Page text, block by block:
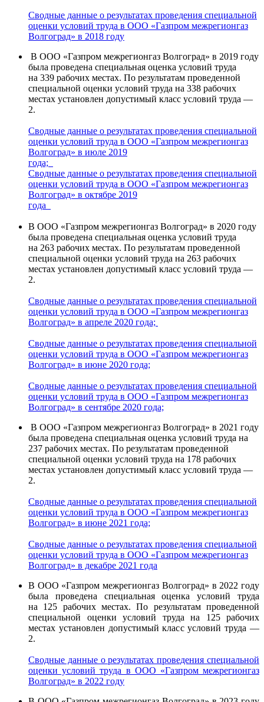
Сводные данные о результатах проведения специальной
оценки условий труда в ООО «Газпром межрегионгаз
Волгоград» в 2018 году
В ООО «Газпром межрегионгаз Волгоград» в 2019 году
была проведена специальная оценка условий труда
на 339 рабочих местах. По результатам проведенной
специальной оценки условий труда на 338 рабочих
местах установлен допустимый класс условий труда —
2.
Сводные данные о результатах проведения специальной
оценки условий труда в ООО «Газпром межрегионгаз
Волгоград» в июле 2019
года;
Сводные данные о результатах проведения специальной
оценки условий труда в ООО «Газпром межрегионгаз
Волгоград» в октябре 2019
года
В ООО «Газпром межрегионгаз Волгоград» в 2020 году
была проведена специальная оценка условий труда
на 263 рабочих местах. По результатам проведенной
специальной оценки условий труда на 263 рабочих
местах установлен допустимый класс условий труда —
2.
Сводные данные о результатах проведения специальной
оценки условий труда в ООО «Газпром межрегионгаз
Волгоград» в апреле 2020 года;
Сводные данные о результатах проведения специальной
оценки условий труда в ООО «Газпром межрегионгаз
Волгоград» в июне 2020 года;
Сводные данные о результатах проведения специальной
оценки условий труда в ООО «Газпром межрегионгаз
Волгоград» в сентябре 2020 года;
В ООО «Газпром межрегионгаз Волгоград» в 2021 году
была проведена специальная оценка условий труда на
237 рабочих местах. По результатам проведенной
специальной оценки условий труда на 178 рабочих
местах установлен допустимый класс условий труда —
2.
Сводные данные о результатах проведения специальной
оценки условий труда в ООО «Газпром межрегионгаз
Волгоград» в июне 2021 года;
Сводные данные о результатах проведения специальной
оценки условий труда в ООО «Газпром межрегионгаз
Волгоград» в декабре 2021 года
В ООО «Газпром межрегионгаз Волгоград» в 2022 году
была проведена специальная оценка условий труда
на 125 рабочих местах. По результатам проведенной
специальной оценки условий труда на 125 рабочих
местах установлен допустимый класс условий труда —
2.
Сводные данные о результатах проведения специальной
оценки условий труда в ООО «Газпром межрегионгаз
Волгоград» в 2022 году